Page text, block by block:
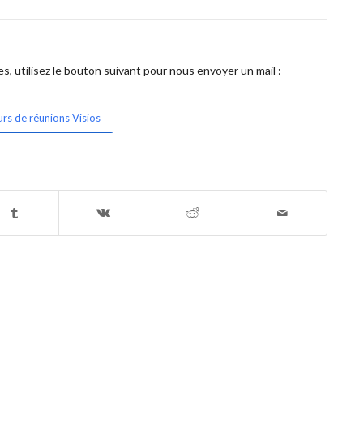
utilisez le bouton suivant pour nous envoyer un mail :
de réunions Visios